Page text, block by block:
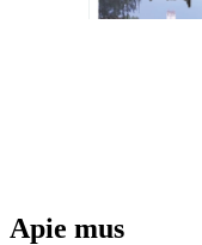
Apie mus